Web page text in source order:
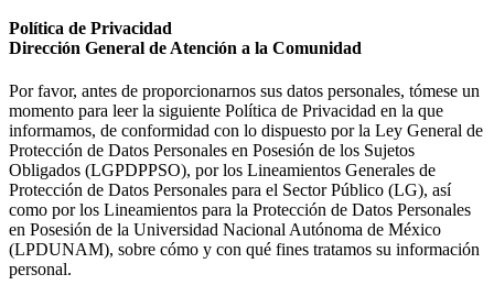
Política de Privacidad
Dirección General de Atención a la Comunidad
Por favor, antes de proporcionarnos sus datos personales, tómese un
momento para leer la siguiente Política de Privacidad en la que
informamos, de conformidad con lo dispuesto por la Ley General de
Protección de Datos Personales en Posesión de los Sujetos
Obligados (LGPDPPSO), por los Lineamientos Generales de
Protección de Datos Personales para el Sector Público (LG), así
como por los Lineamientos para la Protección de Datos Personales
en Posesión de la Universidad Nacional Autónoma de México
(LPDUNAM), sobre cómo y con qué fines tratamos su información
personal.